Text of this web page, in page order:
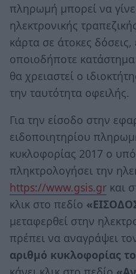
πληρωμή μπορεί να
ηλεκτρονικής
κάρτα σε άτοκες δόσεις,
οποιοδήποτε
θα χρειαστεί ο
την ταυτότητα οφειλής.
Για την είσοδο στην
ειδοποιητηρίου
κυκλοφορίας 2017 ο
πληκτρολογήσει την
https://www.gsis.gr και
κλικ στο πεδίο
μεταφερθεί στην
πρέπει να αναγράψει
αριθμό κυκλοφορίας